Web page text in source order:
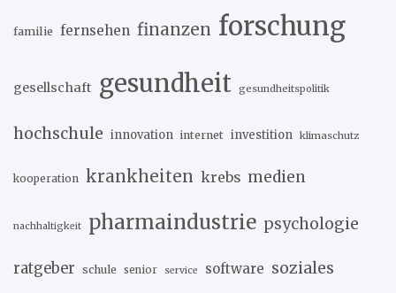
familie fernsehen finanzen forschung
gesellschaft gesundheit gesundheitspolitik
hochschule innovation internet investition klimaschutz
kooperation krankheiten krebs medien
nachhaltigkeit pharmaindustrie psychologie
ratgeber schule senior service software soziales